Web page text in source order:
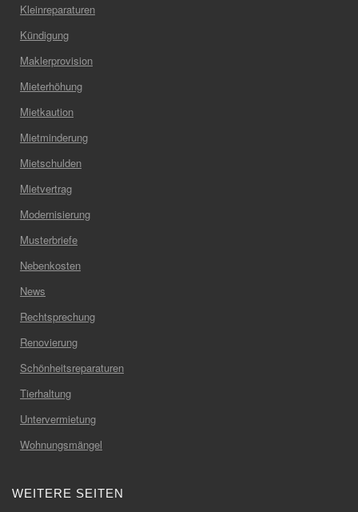
Kleinreparaturen
Kündigung
Maklerprovision
Mieterhöhung
Mietkaution
Mietminderung
Mietschulden
Mietvertrag
Modernisierung
Musterbriefe
Nebenkosten
News
Rechtsprechung
Renovierung
Schönheitsreparaturen
Tierhaltung
Untervermietung
Wohnungsmängel
WEITERE SEITEN